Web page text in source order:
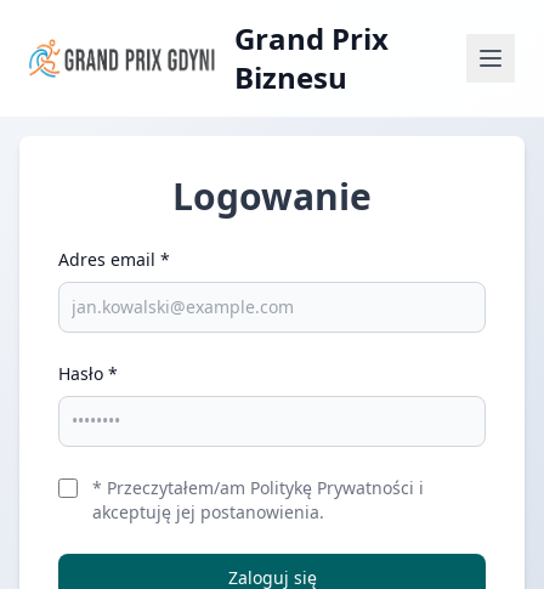
Grand Prix
Biznesu
Logowanie
Adres email *
Hasło *
* Przeczytałem/am Politykę Prywatności i
akceptuję jej postanowienia.
Zaloguj się